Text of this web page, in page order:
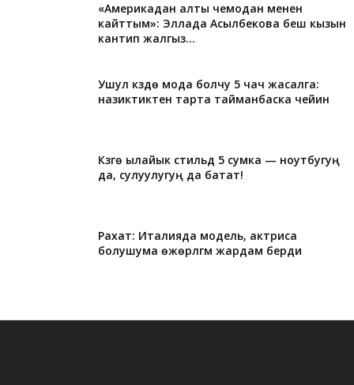
«Америкадан алты чемодан менен
кайттым»: Эллада Асылбекова беш кызын
кантип жалгыз...
Ушул күздө мода болчу 5 чач жасалга:
назиктиктен тарта тайманбаска чейин
Күзгө ылайык стильдүү 5 сумка — ноутбугуң
да, сулуулугуң да батат!
Рахат: Италияда модель, актриса
болушума өжөрлүгүм жардам берди